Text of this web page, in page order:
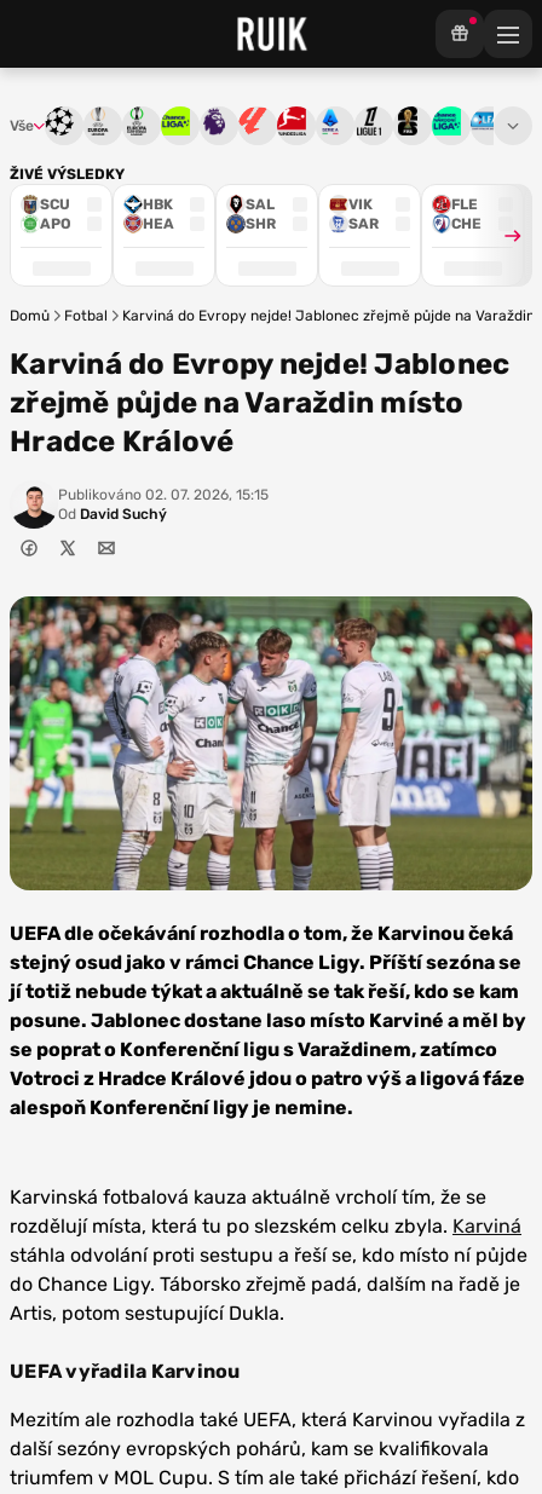
ŽIVÉ VÝSLEDKY
SCU
APO
HBK
HEA
SAL
SHR
VIK
SAR
FLE
CHE
Vše Liga mistrůEvropská liga
Konferenční liga
Chance ligaPremier League
La LigaBundesliga
Serie ALigue 1Mistrovství světa
Chance3. ČFL
Domů Fotbal Karviná do Evropy nejde! Jablonec zřejmě půjde na
Karviná do Evropy nejde! Jablonec
zřejmě půjde na Varaždin místo
Hradce Králové
Publikováno 02. 07. 2026, 15:15
Od David Suchý
Karviná
UEFA dle očekávání rozhodla o tom, že Karvinou čeká
stejný osud jako v rámci Chance Ligy. Příští sezóna se
jí totiž nebude týkat a aktuálně se tak řeší, kdo se kam
posune. Jablonec dostane laso místo Karviné a měl by
se poprat o Konferenční ligu s Varaždinem, zatímco
Votroci z Hradce Králové jdou o patro výš a ligová fáze
alespoň Konferenční ligy je nemine.
Karvinská fotbalová kauza aktuálně vrcholí tím, že se
rozdělují místa, která tu po slezském celku zbyla. Karviná
stáhla odvolání proti sestupu a řeší se, kdo místo ní půjde
do Chance Ligy. Táborsko zřejmě padá, dalším na řadě je
Artis, potom sestupující Dukla.
UEFA vyřadila Karvinou
Mezitím ale rozhodla také UEFA, která Karvinou vyřadila z
další sezóny evropských pohárů, kam se kvalifikovala
triumfem v MOL Cupu. S tím ale také přichází řešení, kdo